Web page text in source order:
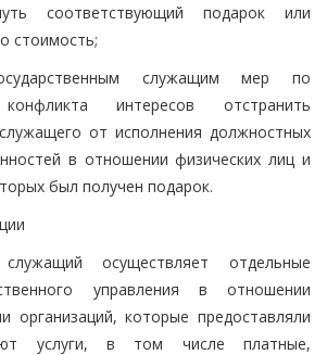
соответствующий подарок или
стоимость;
служащим мер по
конфликта интересов отстранить
от исполнения должностных
в отношении физических лиц и
был получен подарок.
служащий осуществляет отдельные
управления в отношении
организаций, которые предоставляли
услуги, в том числе платные,